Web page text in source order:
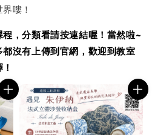
嘍！
，分類看請按連結喔！當然啦~
沒有上傳到官網，歡迎到教室